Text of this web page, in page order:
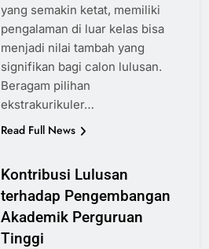
yang semakin ketat, memiliki
pengalaman di luar kelas bisa
menjadi nilai tambah yang
signifikan bagi calon lulusan.
Beragam pilihan
ekstrakurikuler…
Read Full News
Kontribusi Lulusan
terhadap Pengembangan
Akademik Perguruan
Tinggi